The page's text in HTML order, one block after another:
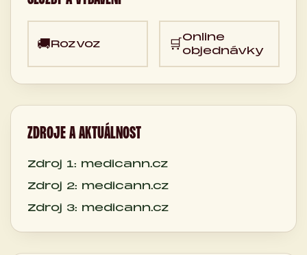
🚚Rozvoz 🛒Online
objednávky
ZDROJE A AKTUÁLNOST
Zdroj 1: medicann.cz
Zdroj 2: medicann.cz
Zdroj 3: medicann.cz